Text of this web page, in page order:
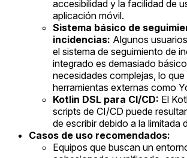
accesibilidad y la facilidad de
aplicación móvil.
Sistema básico de
incidencias: Algunos
el sistema de seguimiento de
integrado es demasiado
necesidades complejas, lo
herramientas externas como
Kotlin DSL para CI/CD: El
scripts de CI/CD puede
de escribir debido a la limitada
Casos de uso recomendados:
Equipos que buscan un